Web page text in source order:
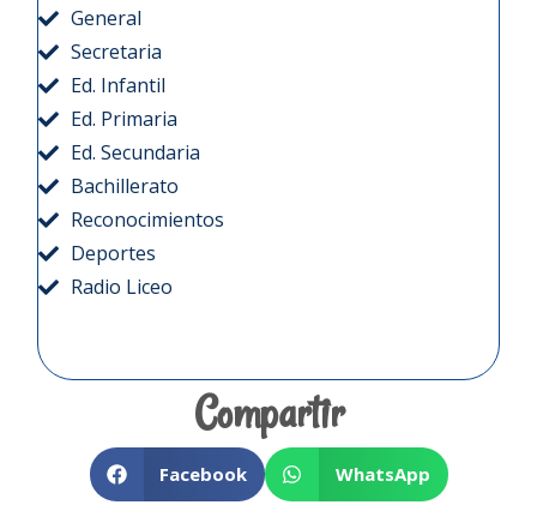
General
Secretaria
Ed. Infantil
Ed. Primaria
Ed. Secundaria
Bachillerato
Reconocimientos
Deportes
Radio Liceo
Compartir
Facebook WhatsApp